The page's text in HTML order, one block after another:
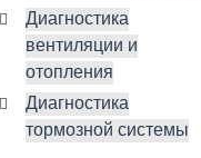
Диагностика
вентиляции и
отопления
Диагностика
тормозной системы